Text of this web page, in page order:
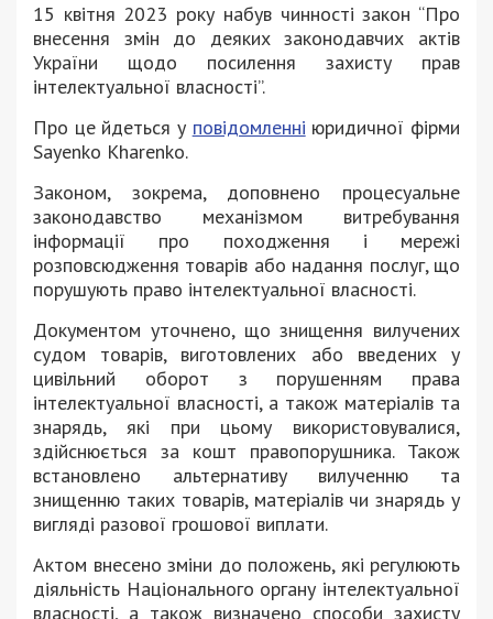
15 квітня 2023 року набув чинності закон “Про
внесення змін до деяких законодавчих актів
України щодо посилення захисту прав
інтелектуальної власності”.
Про це йдеться у повідомленні юридичної фірми
Sayenko Kharenko.
Законом, зокрема, доповнено процесуальне
законодавство механізмом витребування
інформації про походження і мережі
розповсюдження товарів або надання послуг, що
порушують право інтелектуальної власності.
Документом уточнено, що знищення вилучених
судом товарів, виготовлених або введених у
цивільний оборот з порушенням права
інтелектуальної власності, а також матеріалів та
знарядь, які при цьому використовувалися,
здійснюється за кошт правопорушника. Також
встановлено альтернативу вилученню та
знищенню таких товарів, матеріалів чи знарядь у
вигляді разової грошової виплати.
Актом внесено зміни до положень, які регулюють
діяльність Національного органу інтелектуальної
власності, а також визначено способи захисту